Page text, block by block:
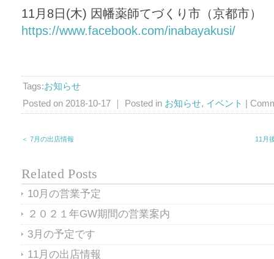
11月8日(木) 因幡薬師てづくり市（京都市）
https://www.facebook.com/inabayakusi/
Tags:お知らせ
Posted on 2018-10-17 ｜ Posted in お知らせ, イベント |
＜ 7月の出店情報 11月
Related Posts
10月の営業予定
２０２１年GW期間の営業案内
3月の予定です
11月の出店情報